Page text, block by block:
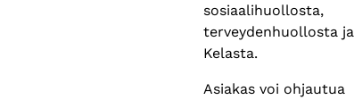
sosiaalihuollosta,
terveydenhuollosta ja
Kelasta.
Asiakas voi ohjautua